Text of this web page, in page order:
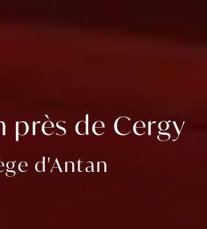
près de Cergy
d'Antan